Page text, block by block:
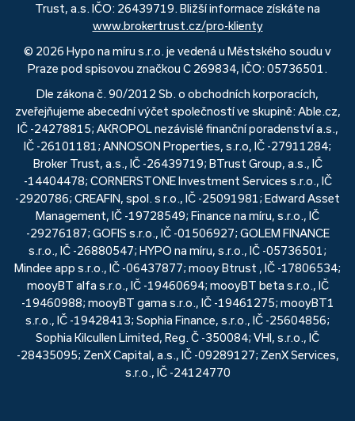
Trust, a.s. IČO: 26439719. Bližší informace získáte na
www.brokertrust.cz/pro-klienty
© 2026 Hypo na míru s.r.o. je vedená u Městského soudu v
Praze pod spisovou značkou C 269834, IČO: 05736501.
Dle zákona č. 90/2012 Sb. o obchodních korporacích,
zveřejňujeme abecední výčet společností ve skupině: Able.cz,
IČ -24278815; AKROPOL nezávislé finanční poradenství a.s.,
IČ -26101181; ANNOSON Properties, s.r.o, IČ -27911284;
Broker Trust, a.s., IČ -26439719; BTrust Group, a.s., IČ
-14404478; CORNERSTONE Investment Services s.r.o., IČ
-2920786; CREAFIN, spol. s r.o., IČ -25091981; Edward Asset
Management, IČ -19728549; Finance na míru, s.r.o., IČ
-29276187; GOFIS s.r.o., IČ -01506927; GOLEM FINANCE
s.r.o., IČ -26880547; HYPO na míru, s.r.o., IČ -05736501;
Mindee app s.r.o., IČ -06437877; mooy Btrust , IČ -17806534;
mooyBT alfa s.r.o., IČ -19460694; mooyBT beta s.r.o., IČ
-19460988; mooyBT gama s.r.o., IČ -19461275; mooyBT1
s.r.o., IČ -19428413; Sophia Finance, s.r.o., IČ -25604856;
Sophia Kilcullen Limited, Reg. Č -350084; VHI, s.r.o., IČ
-28435095; ZenX Capital, a.s., IČ -09289127; ZenX Services,
s.r.o., IČ -24124770